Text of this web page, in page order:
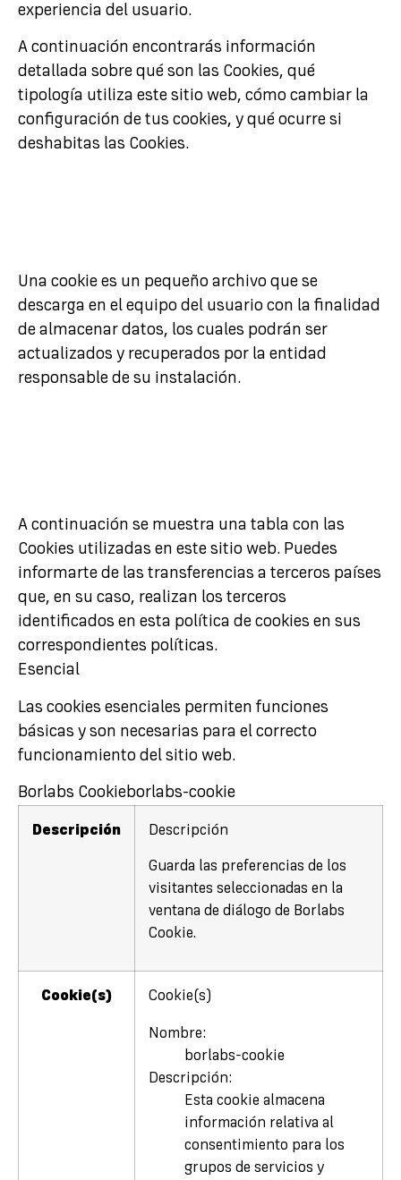
experiencia del usuario.
A continuación encontrarás información
detallada sobre qué son las Cookies, qué
tipología utiliza este sitio web, cómo cambiar la
configuración de tus cookies, y qué ocurre si
deshabitas las Cookies.
Una cookie es un pequeño archivo que se
descarga en el equipo del usuario con la finalidad
de almacenar datos, los cuales podrán ser
actualizados y recuperados por la entidad
responsable de su instalación.
A continuación se muestra una tabla con las
Cookies utilizadas en este sitio web. Puedes
informarte de las transferencias a terceros países
que, en su caso, realizan los terceros
identificados en esta política de cookies en sus
correspondientes políticas.
Esencial
Las cookies esenciales permiten funciones
básicas y son necesarias para el correcto
funcionamiento del sitio web.
Borlabs Cookieborlabs-cookie
Descripción Descripción
Guarda las preferencias de los
visitantes seleccionadas en la
ventana de diálogo de Borlabs
Cookie.
Cookie(s) Cookie(s)
Nombre:
borlabs-cookie
Descripción:
Esta cookie almacena
información relativa al
consentimiento para los
grupos de servicios y